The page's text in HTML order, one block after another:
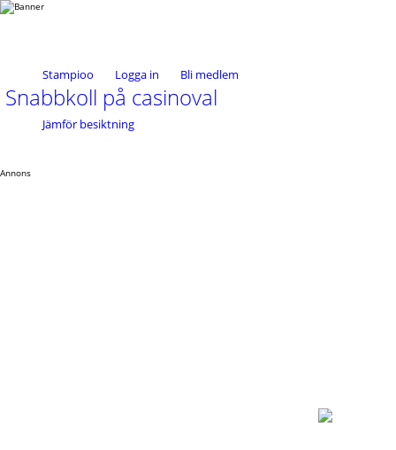
Stampioo Logga in Bli medlem
Jämför besiktning
Snabbkoll på casinoval
Annons